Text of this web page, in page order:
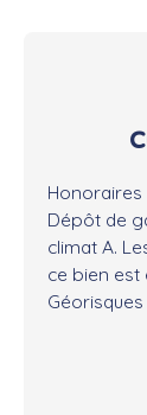
Honoraires
Dépôt de
climat A.
ce bien est